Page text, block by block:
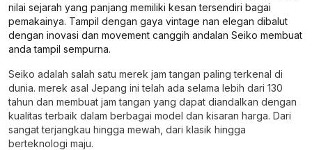
nilai sejarah yang panjang memiliki kesan tersendiri bagai
pemakainya. Tampil dengan gaya vintage nan elegan dibalut
dengan inovasi dan movement canggih andalan Seiko membuat
anda tampil sempurna.
Seiko adalah salah satu merek jam tangan paling terkenal di
dunia. merek asal Jepang ini telah ada selama lebih dari 130
tahun dan membuat jam tangan yang dapat diandalkan dengan
kualitas terbaik dalam berbagai model dan kisaran harga. Dari
sangat terjangkau hingga mewah, dari klasik hingga
berteknologi maju.